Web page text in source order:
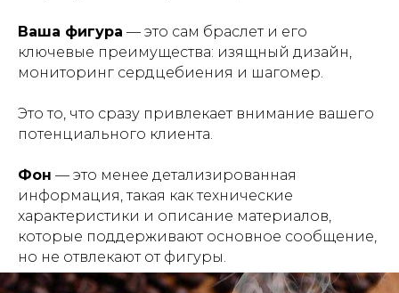
Ваша фигура — это сам браслет и его
ключевые преимущества: изящный дизайн,
мониторинг сердцебиения и шагомер.
Это то, что сразу привлекает внимание вашего
потенциального клиента.
Фон — это менее детализированная
информация, такая как технические
характеристики и описание материалов,
которые поддерживают основное сообщение,
но не отвлекают от фигуры.